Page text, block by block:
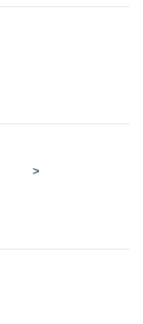
2025
>